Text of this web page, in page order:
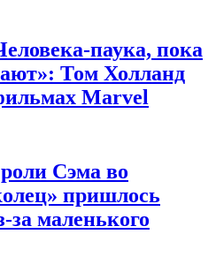
паука, пока
Том Холланд
Marvel
Сэма во
пришлось
за маленького